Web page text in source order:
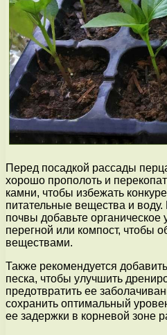
Перед посадкой рассады
хорошо прополоть и
камни, чтобы избежать
питательные вещества и
почвы добавьте органическое
перегной или компост, чтобы
веществами.
Также рекомендуется
песка, чтобы улучшить
предотвратить ее
сохранить оптимальный
ее задержки в корневой зоне